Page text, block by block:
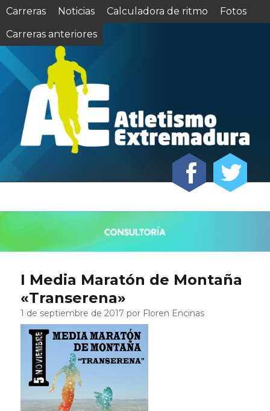
Carreras Noticias Calculadora de ritmo
Fotos
Carreras anteriores
I Media Maratón de Montaña
«Transerena»
1 de septiembre de 2017 por Floren Encinas